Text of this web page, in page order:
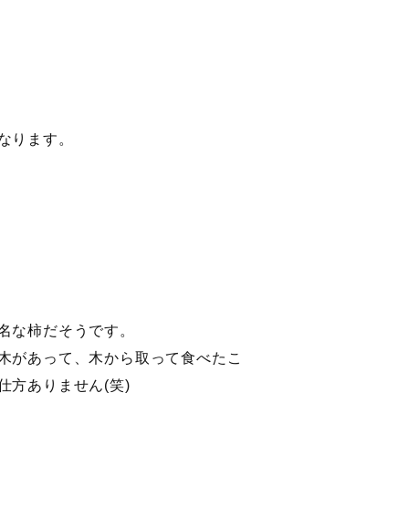
ります。
な柿だそうです。
があって、木から取って食べたこ
方ありません(笑)